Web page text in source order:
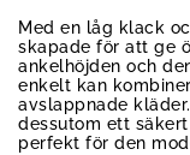
Med en låg klack
skapade för att ge
ankelhöjden och
enkelt kan
avslappnade
dessutom ett
perfekt för den